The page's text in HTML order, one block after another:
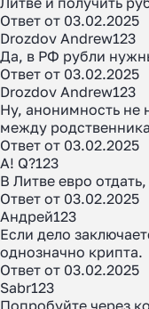
Ответ от 03.02.2025
Drozdov Andrew123
Да, в РФ рубли
Ответ от 03.02.2025
Drozdov Andrew123
Ну, анонимность не
между
Ответ от 03.02.2025
A! Q?123
В Литве евро
Ответ от 03.02.2025
Андрей123
Если дело
однозначно крипта.
Ответ от 03.02.2025
Sabr123
Попробуйте через